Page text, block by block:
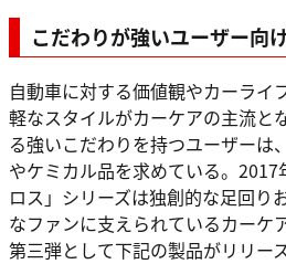
こだわりが強いユーザー向
自動車に対する価値観やカーライ
軽なスタイルがカーケアの主流と
る強いこだわりを持つユーザーは
やケミカル品を求めている。
ロス」シリーズは独創的な足回り
なファンに支えられているカーケ
第三弾として下記の製品がリリー